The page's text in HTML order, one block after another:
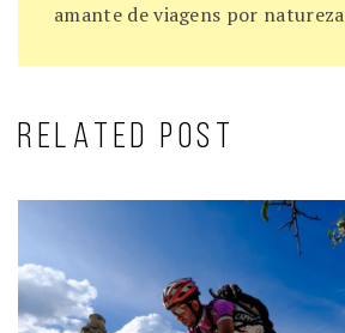
amante de viagens por natureza
RELATED POST